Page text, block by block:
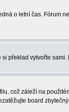
o letní čas. Fórum
překlad vytvořte
což záleží na
board